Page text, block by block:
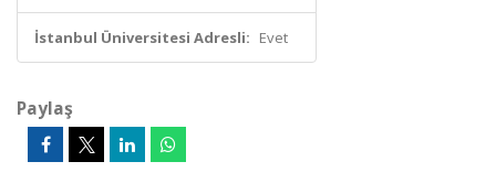
İstanbul Üniversitesi Adresli: Evet
Paylaş